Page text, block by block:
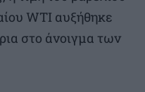
WTI αυξήθηκε
στο άνοιγμα των